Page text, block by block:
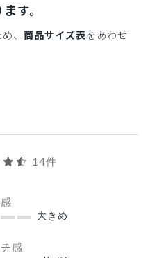
す。
、 商品サイズ表をあわせ
14件
大きめ
感